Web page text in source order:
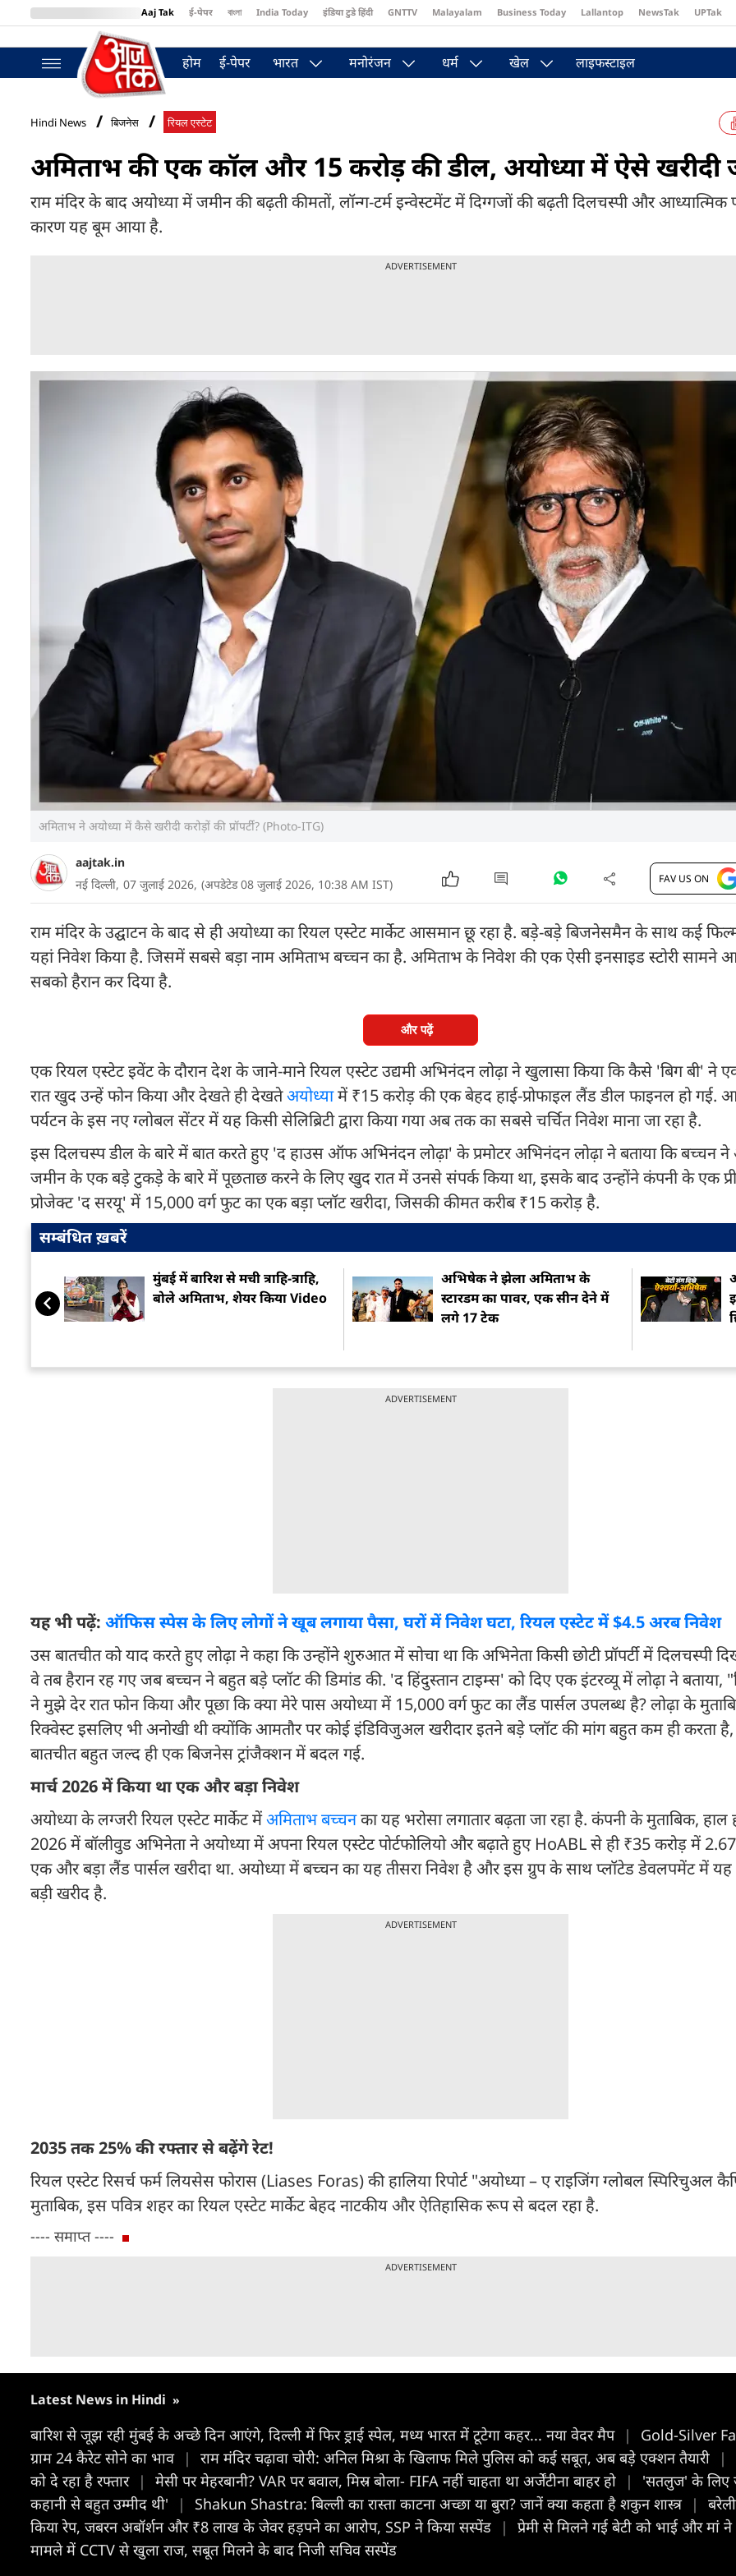
Aaj Tak ई-पेपर বাংলা India Today इंडिया टुडे हिंदी GNTTV Malayalam Business Today Lallantop NewsTak UPTak
BT Bazaar
होम ई-पेपर भारत मनोरंजन धर्म खेल लाइफस्टाइल
Hindi News बिजनेस रियल एस्टेट
अमिताभ की एक कॉल और 15 करोड़ की डील, अयोध्या में ऐसे खरीदी
राम मंदिर के बाद अयोध्या में जमीन की बढ़ती कीमतों, लॉन्ग-टर्म इन्वेस्टमेंट में दिग्गजों की बढ़ती दिलचस्पी और आध्यात्मिक
कारण यह बूम आया है.
ADVERTISEMENT
अमिताभ ने अयोध्या में कैसे खरीदी करोड़ों की प्रॉपर्टी? (Photo-ITG)
aajtak.in
नई दिल्ली, 07 जुलाई 2026, (अपडेटेड 08 जुलाई 2026, 10:38 AM IST) FAV US ON
राम मंदिर के उद्घाटन के बाद से ही अयोध्या का रियल एस्टेट मार्केट आसमान छू रहा है. बड़े-बड़े बिजनेसमैन के साथ कई फिल्म
यहां निवेश किया है. जिसमें सबसे बड़ा नाम अमिताभ बच्चन का है. अमिताभ के निवेश की एक ऐसी इनसाइड स्टोरी सामने
सबको हैरान कर दिया है.
और पढ़ें
एक रियल एस्टेट इवेंट के दौरान देश के जाने-माने रियल एस्टेट उद्यमी अभिनंदन लोढ़ा ने खुलासा किया कि कैसे 'बिग बी' ने
रात खुद उन्हें फोन किया और देखते ही देखतेअयोध्यामें ₹15 करोड़ की एक बेहद हाई-प्रोफाइल लैंड डील फाइनल हो गई.
पर्यटन के इस नए ग्लोबल सेंटर में यह किसी सेलिब्रिटी द्वारा किया गया अब तक का सबसे चर्चित निवेश माना जा रहा है.
इस दिलचस्प डील के बारे में बात करते हुए 'द हाउस ऑफ अभिनंदन लोढ़ा' के प्रमोटर अभिनंदन लोढ़ा ने बताया कि बच्चन ने
जमीन के एक बड़े टुकड़े के बारे में पूछताछ करने के लिए खुद रात में उनसे संपर्क किया था, इसके बाद उन्होंने कंपनी के एक
प्रोजेक्ट 'द सरयू' में 15,000 वर्ग फुट का एक बड़ा प्लॉट खरीदा, जिसकी कीमत करीब ₹15 करोड़ है.
सम्बंधित ख़बरें
मुंबई में बारिश से मची त्राहि-त्राहि,
बोले अम‍िताभ, शेयर किया Video
अभिषेक ने झेला अम‍िताभ के
स्टारडम का पावर, एक सीन देने में
लगे 17 टेक
ADVERTISEMENT
यह भी पढ़ें: ऑफिस स्पेस के लिए लोगों ने खूब लगाया पैसा, घरों में निवेश घटा, रियल एस्टेट में $4.5 अरब निवेश
उस बातचीत को याद करते हुए लोढ़ा ने कहा कि उन्होंने शुरुआत में सोचा था कि अभिनेता किसी छोटी प्रॉपर्टी में दिलचस्पी
वे तब हैरान रह गए जब बच्चन ने बहुत बड़े प्लॉट की डिमांड की. 'द हिंदुस्तान टाइम्स' को दिए एक इंटरव्यू में लोढ़ा ने बताया,
ने मुझे देर रात फोन किया और पूछा कि क्या मेरे पास अयोध्या में 15,000 वर्ग फुट का लैंड पार्सल उपलब्ध है? लोढ़ा के
रिक्वेस्ट इसलिए भी अनोखी थी क्योंकि आमतौर पर कोई इंडिविजुअल खरीदार इतने बड़े प्लॉट की मांग बहुत कम ही करता
बातचीत बहुत जल्द ही एक बिजनेस ट्रांजैक्शन में बदल गई.
मार्च 2026 में किया था एक और बड़ा निवेश
अयोध्या के लग्जरी रियल एस्टेट मार्केट मेंअमिताभ बच्चनका यह भरोसा लगातार बढ़ता जा रहा है. कंपनी के मुताबिक, हाल
2026 में बॉलीवुड अभिनेता ने अयोध्या में अपना रियल एस्टेट पोर्टफोलियो और बढ़ाते हुए HoABL से ही ₹35 करोड़ में
एक और बड़ा लैंड पार्सल खरीदा था. अयोध्या में बच्चन का यह तीसरा निवेश है और इस ग्रुप के साथ प्लॉटेड डेवलपमेंट में यह
बड़ी खरीद है.
ADVERTISEMENT
2035 तक 25% की रफ्तार से बढ़ेंगे रेट!
रियल एस्टेट रिसर्च फर्म लियसेस फोरास (Liases Foras) की हालिया रिपोर्ट "अयोध्या – ए राइजिंग ग्लोबल स्पिरिचुअल
मुताबिक, इस पवित्र शहर का रियल एस्टेट मार्केट बेहद नाटकीय और ऐतिहासिक रूप से बदल रहा है.
---- समाप्त ----
ADVERTISEMENT
Latest News in Hindi »
बारिश से जूझ रही मुंबई के अच्छे दिन आएंगे, दिल्ली में फिर ड्राई स्पेल, मध्य भारत में टूटेगा कहर... नया वेदर मैप |
Gold-Silver
ग्राम 24 कैरेट सोने का भाव | राम मंदिर चढ़ावा चोरी: अनिल मिश्रा के खिलाफ मिले पुलिस को कई सबूत, अब बड़े एक्शन तैयारी |
को दे रहा है रफ्तार | मेसी पर मेहरबानी? VAR पर बवाल, मिस्र बोला- FIFA नहीं चाहता था अर्जेंटीना बाहर हो |
'सतलुज' के लिए
कहानी से बहुत उम्मीद थी'
| Shakun Shastra: बिल्ली का रास्ता काटना अच्छा या बुरा? जानें क्या कहता है शकुन शास्त्र |
किया रेप, जबरन अबॉर्शन और ₹8 लाख के जेवर हड़पने का आरोप, SSP ने किया सस्पेंड
| प्रेमी से मिलने गई बेटी को भाई और मां
मामले में CCTV से खुला राज, सबूत मिलने के बाद निजी सचिव सस्पेंड